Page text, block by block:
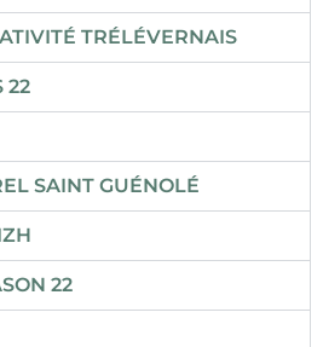
TRÉLÉVERNAIS
22
SAINT GUÉNOLÉ
22